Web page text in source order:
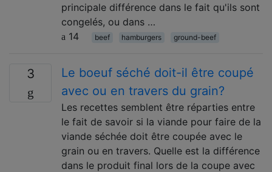
principale différence dans le fait qu'ils sont
congelés, ou dans …
14
beef hamburgers ground-beef
3
Le boeuf séché doit-il être coupé
avec ou en travers du grain?
Les recettes semblent être réparties entre
le fait de savoir si la viande pour faire de la
viande séchée doit être coupée avec le
grain ou en travers. Quelle est la différence
dans le produit final lors de la coupe avec